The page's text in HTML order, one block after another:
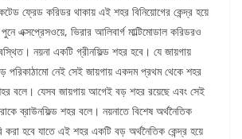
ফ্রেড করিডর থাকায় এই শহর বিনিয়োগের কেন্দ্র হয়ে
এক্সপ্রেসওয়ে, ভিরার আলিবার্গ মাল্টিমোডাল করিডরও
নয়না একটি গ্রীনফিল্ড শহর হবে। যে জায়গায়
নেই সেই জায়গায় একদম প্রথম থেকে শহর
বলে। যেসব জায়গায় আগেই বড় শহর রয়েছে এবং সেই
ব্রাউনফিল্ড শহর বলে। নয়নাতে বিশেষ অর্থনৈতিক
করা হবে যাতে এই শহর একটি বড় অর্থনৈতিক কেন্দ্র হয়ে